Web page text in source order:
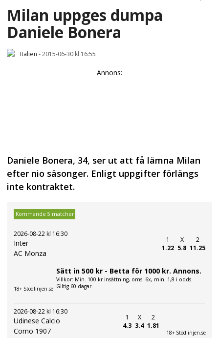
Milan uppges dumpa
Daniele Bonera
Italien -2015-06-30 kl 16:55
Annons:
Daniele Bonera, 34, ser ut att få lämna Milan
efter nio säsonger. Enligt uppgifter förlängs
inte kontraktet.
Kommande 5 matcher
2026-08-22 kl 16:30
Inter
AC Monza
1
1.22
X
5.8
2
11.25
18+ Stödlinjen.se
Sätt in 500 kr - Betta för 1000 kr. Annons.
Villkor: Min. 100 kr insättning, oms. 6x, min. 1,8 i odds.
Giltig 60 dagar.
2026-08-22 kl 16:30
Udinese Calcio
Como 1907
1
4.3
X
3.4
2
1.81
18+ Stödlinjen.se